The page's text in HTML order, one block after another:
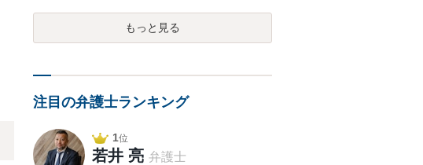
もっと見る
注目の弁護士ランキング
1位
若井 亮 弁護士